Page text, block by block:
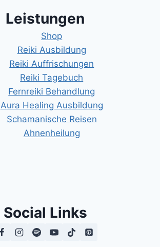
Leistungen
Shop
Reiki Ausbildung
Reiki Auffrischungen
Reiki Tagebuch
Fernreiki Behandlung
Aura Healing Ausbildung
Schamanische Reisen
Ahnenheilung
Social Links